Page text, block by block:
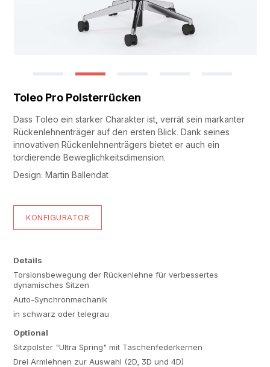
Toleo Pro Polsterrücken
Dass Toleo ein starker Charakter ist, verrät sein markanter
Rückenlehnenträger auf den ersten Blick. Dank seines
innovativen Rückenlehnenträgers bietet er auch ein
tordierende Beweglichkeitsdimension.
Design: Martin Ballendat
KONFIGURATOR
Details
Torsionsbewegung der Rückenlehne für verbessertes
dynamisches Sitzen
Auto-Synchronmechanik
in schwarz oder telegrau
Optional
Sitzpolster "Ultra Spring" mit Taschenfederkernen
Drei Armlehnen zur Auswahl (2D, 3D und 4D)